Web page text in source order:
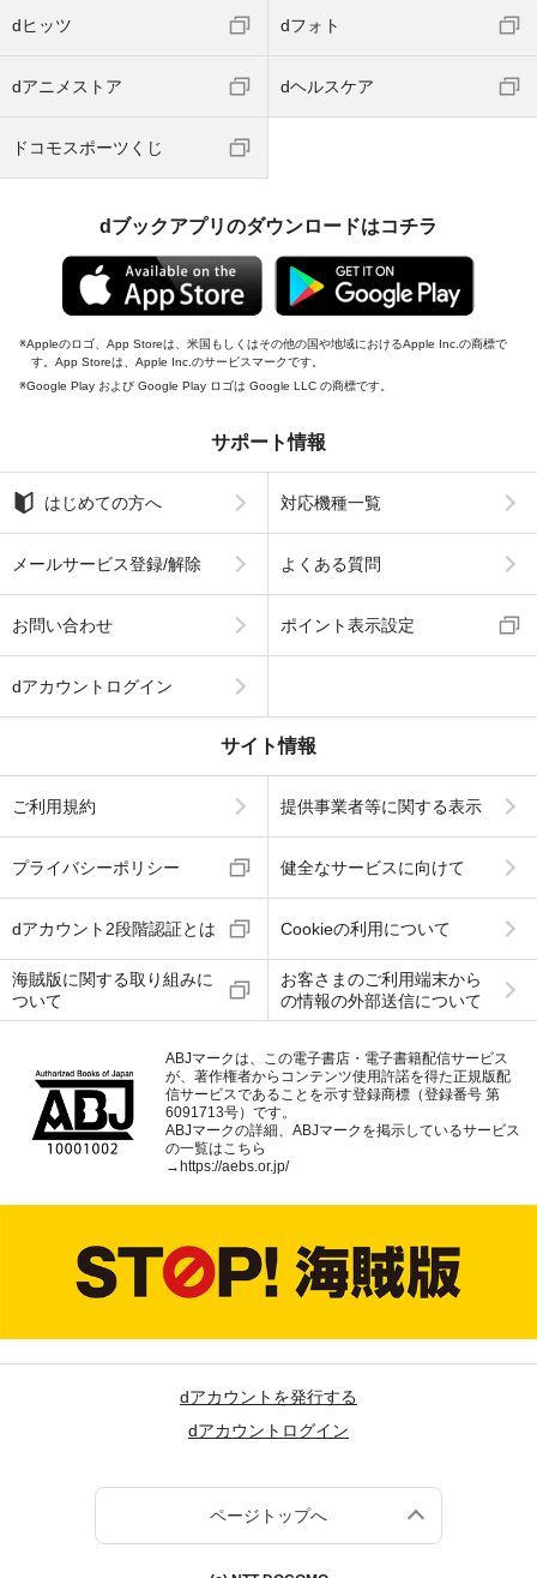
dヒッツ dフォト
dアニメストア dヘルスケア
ドコモスポーツくじ
dブックアプリのダウンロードはコチラ
Appleのロゴ、App Storeは、米国もしくはその他の国や地域におけるApple Inc.の商標で
す。App Storeは、Apple Inc.のサービスマークです。
Google Play および Google Play ロゴは Google LLC の商標です。
サポート情報
はじめての方へ 対応機種一覧
メールサービス登録/解除 よくある質問
お問い合わせ ポイント表示設定
dアカウントログイン
サイト情報
ご利用規約 提供事業者等に関する表示
プライバシーポリシー 健全なサービスに向けて
dアカウント2段階認証とは Cookieの利用について
海賊版に関する取り組みに
ついて
お客さまのご利用端末から
の情報の外部送信について
ABJマークは、この電子書店・電子書籍配信サービス
が、著作権者からコンテンツ使用許諾を得た正規版配
信サービスであることを示す登録商標（登録番号 第
6091713号）です。
ABJマークの詳細、ABJマークを掲示しているサービス
の一覧はこちら
→https://aebs.or.jp/
dアカウントを発行する
dアカウントログイン
ページトップへ